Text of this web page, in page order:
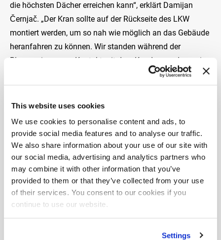
This website uses cookies
We use cookies to personalise content and ads, to
provide social media features and to analyse our traffic.
We also share information about your use of our site with
our social media, advertising and analytics partners who
may combine it with other information that you’ve
provided to them or that they’ve collected from your use
of their services. You consent to our cookies if you
continue to use our website.
Settings
die höchsten Dächer erreichen kann“, erklärt Damijan
Černjač. „Der Kran sollte auf der Rückseite des LKW
montiert werden, um so nah wie möglich an das Gebäude
heranfahren zu können. Wir standen während der
Planung in engem Kontakt mit dem Kunden, so dass wir
ihm das beste Produkt liefern konnten. Mit diesem
Kunden arbeiten wir derzeit bereits an einem neuen
Projekt: ein LKW mit einer austauschbaren Plattform und
SEKTOR
Bauindustrie
BETEILIGTES UNTERNEHMEN